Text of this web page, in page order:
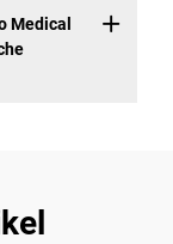
Medical